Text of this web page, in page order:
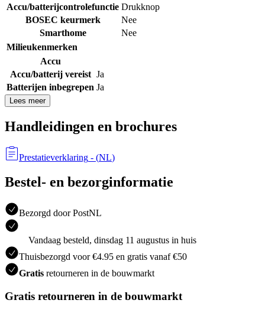
Accu/batterijcontrolefunctie Drukknop
BOSEC keurmerk
Nee
Smarthome
Nee
Milieukenmerken
Accu
Accu/batterij vereist Ja
Batterijen inbegrepen Ja
Lees meer
Handleidingen en brochures
Prestatieverklaring - (NL)
Bestel- en bezorginformatie
Bezorgd door PostNL
Vandaag besteld, dinsdag 11 augustus in huis
Thuisbezorgd voor €4.95 en gratis vanaf €50
Gratis retourneren in de bouwmarkt
Gratis retourneren in de bouwmarkt